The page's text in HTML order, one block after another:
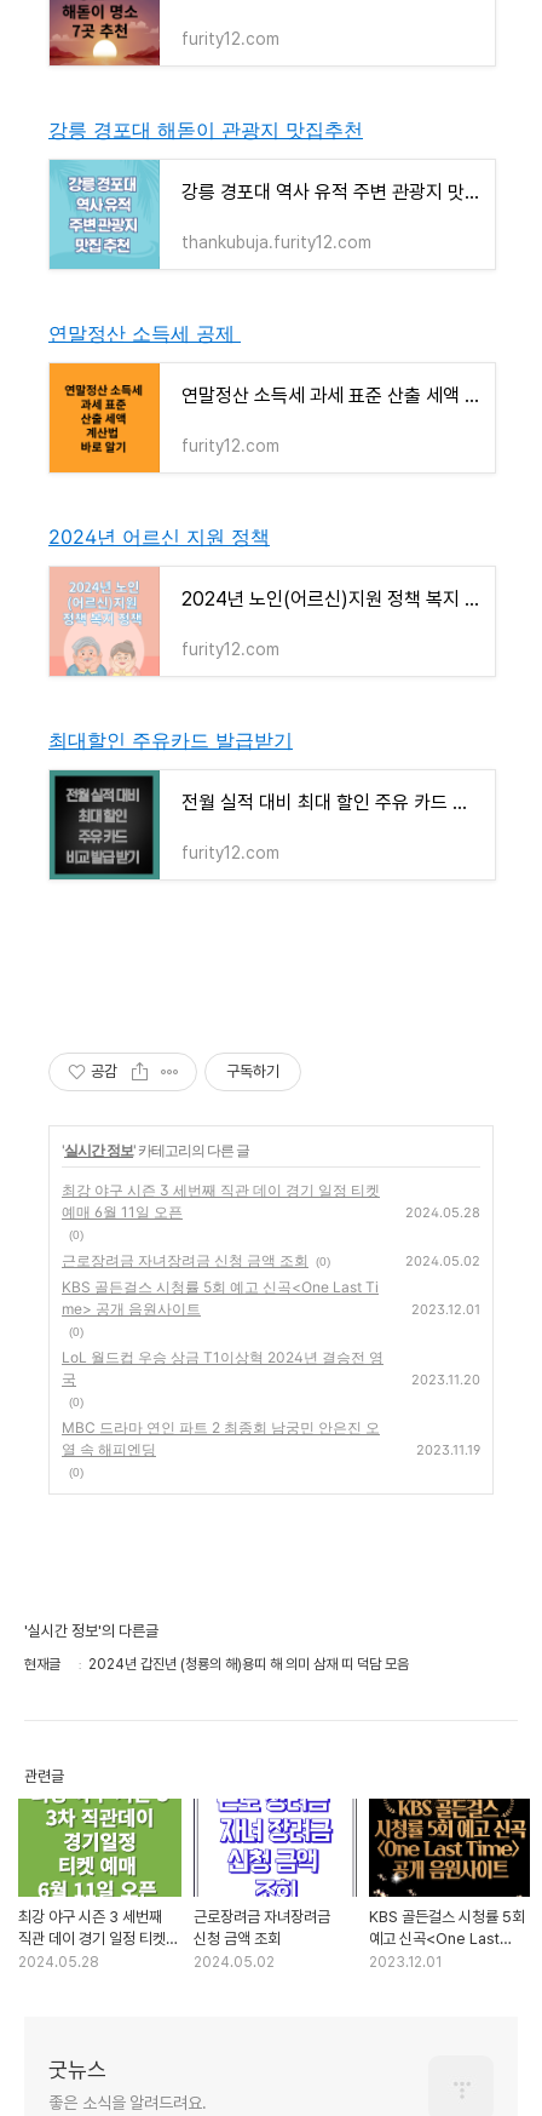
furity12.com
강릉 경포대 해돋이 관광지 맛집추천
강릉 경포대 역사 유적 주변 관광지 맛집 추천
thankubuja.furity12.com
연말정산 소득세 공제
연말정산 소득세 과세 표준 산출 세액 계산법 바로 알기
furity12.com
2024년 어르신 지원 정책
2024년 노인(어르신)지원 정책 복지 정책
furity12.com
최대할인 주유카드 발급받기
전월 실적 대비 최대 할인 주유 카드 비교 발급 받기
furity12.com
공감 구독하기
'실시간 정보' 카테고리의 다른 글
최강 야구 시즌 3 세번째 직관 데이 경기 일정 티켓
예매 6월 11일 오픈
(0)
2024.05.28
근로장려금 자녀장려금 신청 금액 조회 (0) 2024.05.02
KBS 골든걸스 시청률 5회 예고 신곡<One Last Ti
me> 공개 음원사이트
(0)
2023.12.01
LoL 월드컵 우승 상금 T1이상혁 2024년 결승전 영
국
(0)
2023.11.20
MBC 드라마 연인 파트 2 최종회 남궁민 안은진 오
열 속 해피엔딩
(0)
2023.11.19
'실시간 정보'의 다른글
현재글 2024년 갑진년 (청룡의 해)용띠 해 의미 삼재 띠 덕담 모음
관련글
최강 야구 시즌 3 세번째
직관 데이 경기 일정 티켓
예매 6월 11일 오픈
2024.05.28
근로장려금 자녀장려금
신청 금액 조회
2024.05.02
KBS 골든걸스 시청률 5회
예고 신곡<One Last
Time> 공개 음원사이트
2023.12.01
굿뉴스
좋은 소식을 알려드려요.